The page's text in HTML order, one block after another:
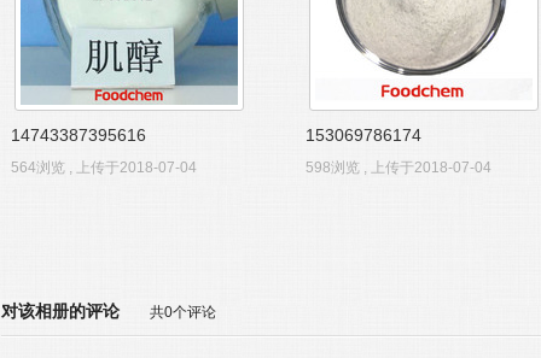
14743387395616
564浏览 , 上传于2018-07-04
153069786174
598浏览 , 上传于2018-07-04
对该相册的评论 共0个评论